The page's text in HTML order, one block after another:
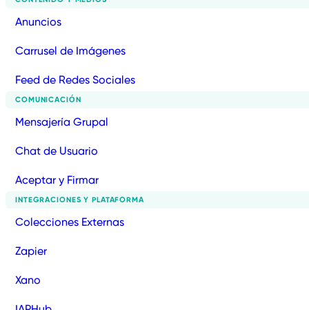
Anuncios
Carrusel de Imágenes
Feed de Redes Sociales
COMUNICACIÓN
Mensajería Grupal
Chat de Usuario
Aceptar y Firmar
INTEGRACIONES Y PLATAFORMA
Colecciones Externas
Zapier
Xano